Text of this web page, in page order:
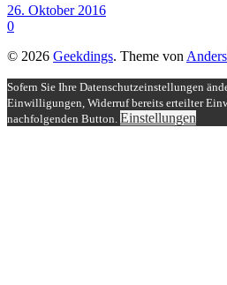
26. Oktober 2016
0
© 2026 Geekdings. Theme von
Sofern Sie Ihre Datenschutzeinstellungen
Einwilligungen, Widerruf bereits erteilter
nachfolgenden Button. Einstellungen